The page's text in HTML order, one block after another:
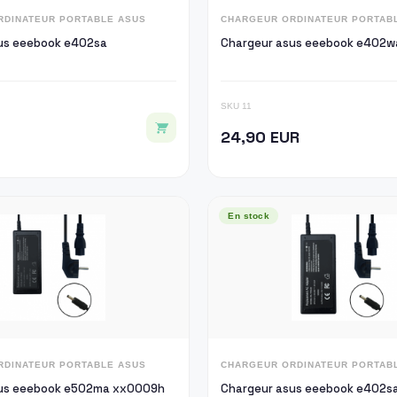
PORTABLE ASUS
eeebook e402sa
CHARGEUR ORDINATEUR
Chargeur asus eeebook
SKU 11
24,90 EUR
PORTABLE ASUS
eeebook e502ma xx0009h
En stock
CHARGEUR ORDINATEUR
Chargeur asus eeebook